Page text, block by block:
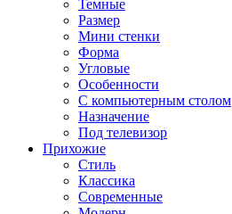
Темные
Размер
Мини стенки
Форма
Угловые
Особенности
С компьютерным столом
Назначение
Под телевизор
Прихожие
Стиль
Классика
Современные